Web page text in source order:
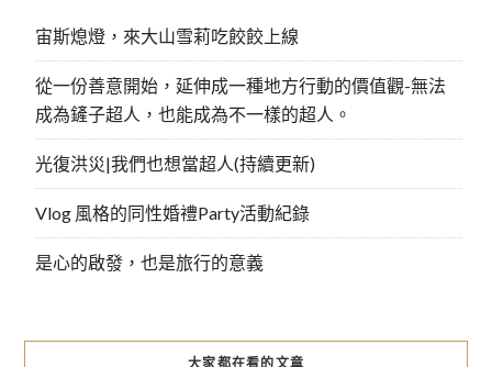
宙斯熄燈，來大山雪莉吃餃餃上線
從一份善意開始，延伸成一種地方行動的價值觀-無法
成為鏟子超人，也能成為不一樣的超人。
光復洪災|我們也想當超人(持續更新)
Vlog 風格的同性婚禮Party活動紀錄
是心的啟發，也是旅行的意義
大家都在看的文章